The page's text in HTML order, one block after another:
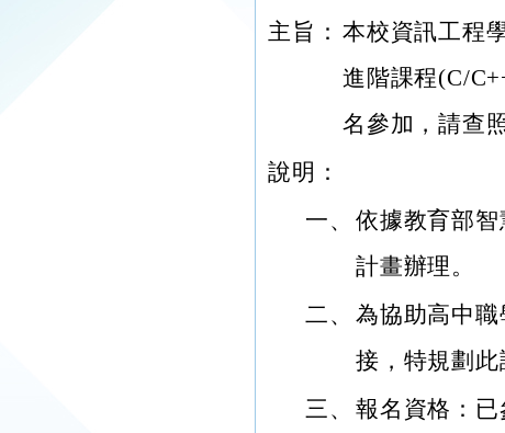
主旨： 本校資訊工程
進階課程(C/
名參加，請查照
說明：
一、 依據教育部
計畫辦理。
二、 為協助高中
接，特規劃此
三、 報名資格：已